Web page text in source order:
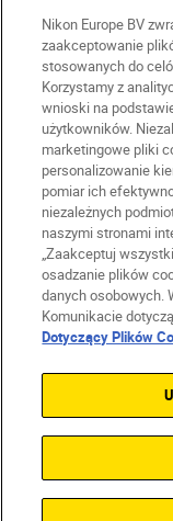
PL Nikon
Skontaktuj się z
Oświadczenie
Warunki
Warunki
Komunikat
Ustawienia
© 2026 Nikon
Nikon Europe BV
zaakceptowanie
stosowanych do
Korzystamy z
wnioski na
użytkowników.
marketingowe pliki
personalizowanie
pomiar ich
niezależnych
naszymi stronami
„Zaakceptuj
osadzanie plików
danych osobowych.
Komunikacie
Dotyczący Plików